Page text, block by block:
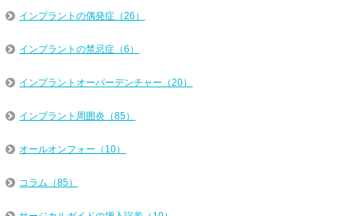
インプラントの偶発症（26）
インプラントの禁忌症（6）
インプラントオーバーデンチャー（20）
インプラント周囲炎（85）
オールオンフォー（10）
コラム（85）